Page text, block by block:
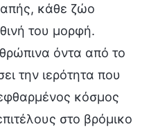
κάθε ζώο
του μορφή.
όντα από το
την ιερότητα που
κόσμος
στο βρόμικο